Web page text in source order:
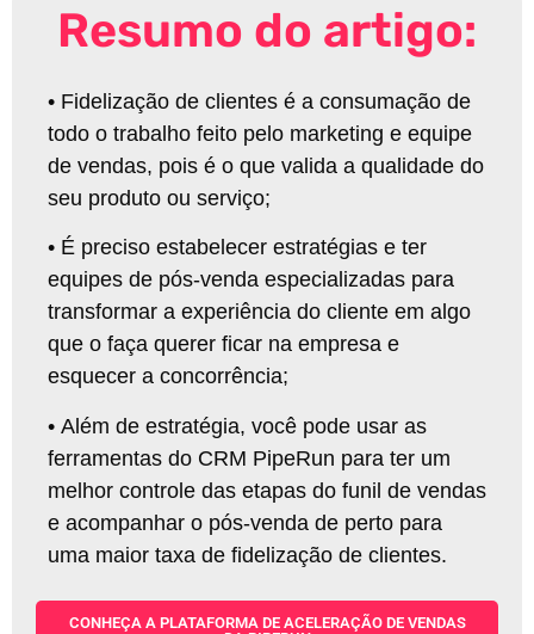
Resumo do artigo:
• Fidelização de clientes é a consumação de
todo o trabalho feito pelo marketing e equipe
de vendas, pois é o que valida a qualidade do
seu produto ou serviço;
• É preciso estabelecer estratégias e ter
equipes de pós-venda especializadas para
transformar a experiência do cliente em algo
que o faça querer ficar na empresa e
esquecer a concorrência;
• Além de estratégia, você pode usar as
ferramentas do CRM PipeRun para ter um
melhor controle das etapas do funil de vendas
e acompanhar o pós-venda de perto para
uma maior taxa de fidelização de clientes.
CONHEÇA A PLATAFORMA DE ACELERAÇÃO DE VENDAS